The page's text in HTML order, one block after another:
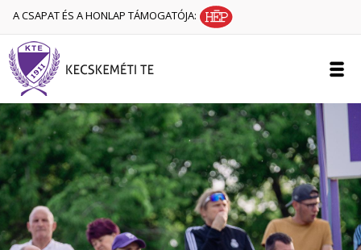
A CSAPAT ÉS A HONLAP TÁMOGATÓJA: